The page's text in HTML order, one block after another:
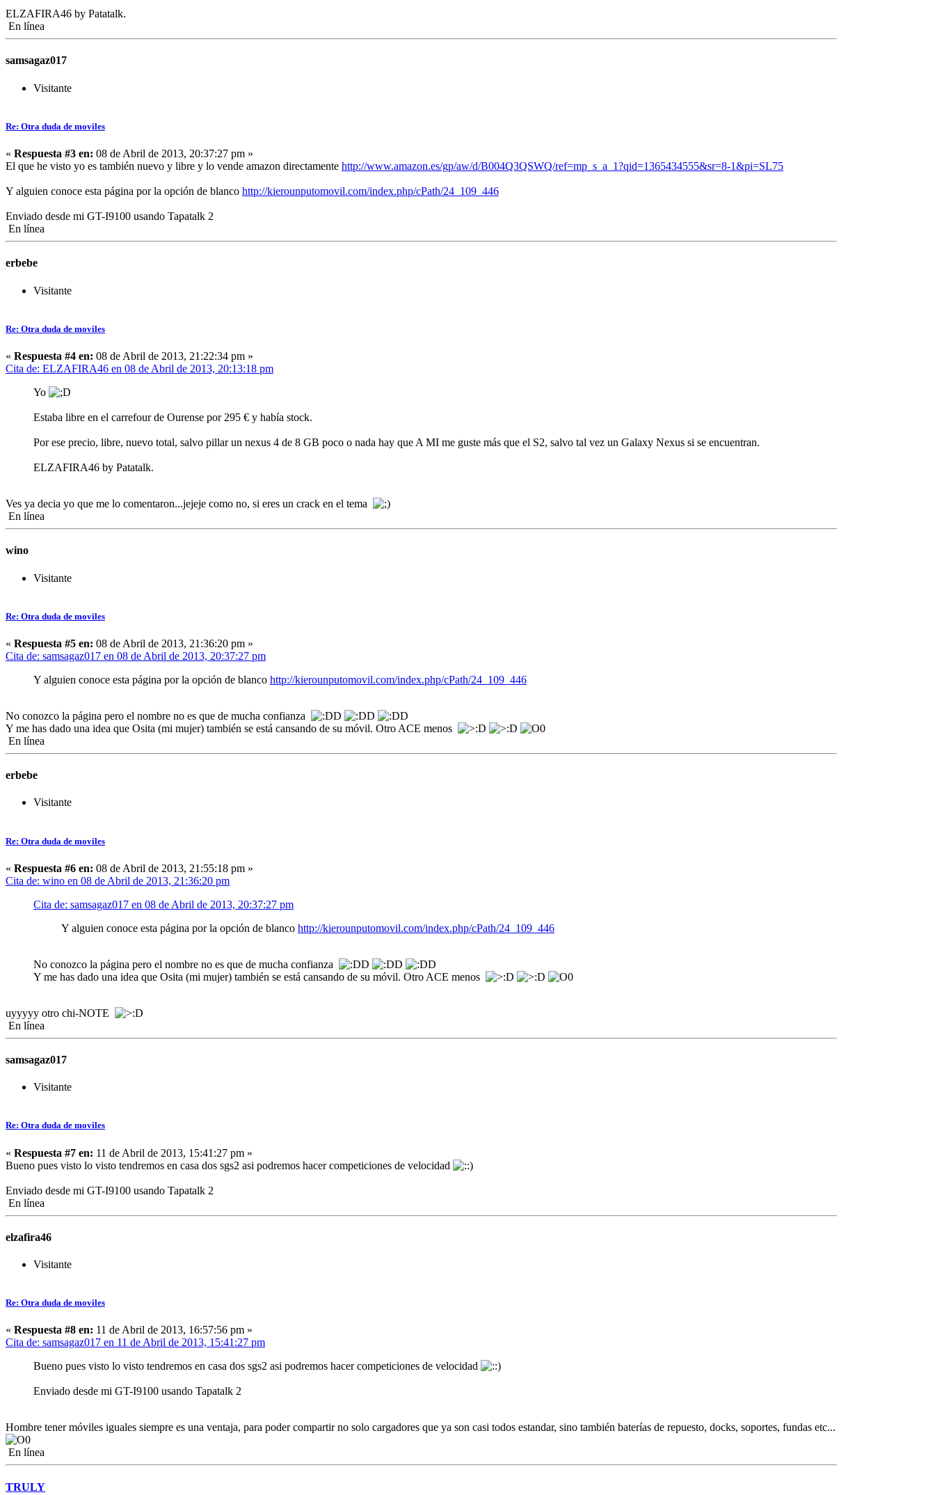
ELZAFIRA46 by Patatalk.
En línea
samsagaz017
Visitante
Re: Otra duda de moviles
« Respuesta #3 en: 08 de Abril de 2013, 20:37:27 pm »
El que he visto yo es también nuevo y libre y lo vende amazon directamente http://www.amazon.es/gp/aw/d/B004Q3QSWQ/ref=mp_s_a_1?qid=1365434555&sr=8-1&pi=SL75
Y alguien conoce esta página por la opción de blanco http://kierounputomovil.com/index.php/cPath/24_109_446
Enviado desde mi GT-I9100 usando Tapatalk 2
En línea
erbebe
Visitante
Re: Otra duda de moviles
« Respuesta #4 en: 08 de Abril de 2013, 21:22:34 pm »
Cita de: ELZAFIRA46 en 08 de Abril de 2013, 20:13:18 pm
Yo
Estaba libre en el carrefour de Ourense por 295 € y había stock.
Por ese precio, libre, nuevo total, salvo pillar un nexus 4 de 8 GB poco o nada hay que A MI me guste más que el S2, salvo tal vez un Galaxy Nexus si se encuentran.
ELZAFIRA46 by Patatalk.
Ves ya decia yo que me lo comentaron...jejeje como no, si eres un crack en el tema
En línea
wino
Visitante
Re: Otra duda de moviles
« Respuesta #5 en: 08 de Abril de 2013, 21:36:20 pm »
Cita de: samsagaz017 en 08 de Abril de 2013, 20:37:27 pm
Y alguien conoce esta página por la opción de blanco http://kierounputomovil.com/index.php/cPath/24_109_446
No conozco la página pero el nombre no es que de mucha confianza
Y me has dado una idea que Osita (mi mujer) también se está cansando de su móvil. Otro ACE menos
En línea
erbebe
Visitante
Re: Otra duda de moviles
« Respuesta #6 en: 08 de Abril de 2013, 21:55:18 pm »
Cita de: wino en 08 de Abril de 2013, 21:36:20 pm
Cita de: samsagaz017 en 08 de Abril de 2013, 20:37:27 pm
Y alguien conoce esta página por la opción de blanco http://kierounputomovil.com/index.php/cPath/24_109_446
No conozco la página pero el nombre no es que de mucha confianza
Y me has dado una idea que Osita (mi mujer) también se está cansando de su móvil. Otro ACE menos
uyyyyy otro chi-NOTE
En línea
samsagaz017
Visitante
Re: Otra duda de moviles
« Respuesta #7 en: 11 de Abril de 2013, 15:41:27 pm »
Bueno pues visto lo visto tendremos en casa dos sgs2 asi podremos hacer competiciones de velocidad
Enviado desde mi GT-I9100 usando Tapatalk 2
En línea
elzafira46
Visitante
Re: Otra duda de moviles
« Respuesta #8 en: 11 de Abril de 2013, 16:57:56 pm »
Cita de: samsagaz017 en 11 de Abril de 2013, 15:41:27 pm
Bueno pues visto lo visto tendremos en casa dos sgs2 asi podremos hacer competiciones de velocidad
Enviado desde mi GT-I9100 usando Tapatalk 2
Hombre tener móviles iguales siempre es una ventaja, para poder compartir no solo cargadores que ya son casi todos estandar, sino también baterías de repuesto, docks, soportes, fundas etc...
En línea
TRULY